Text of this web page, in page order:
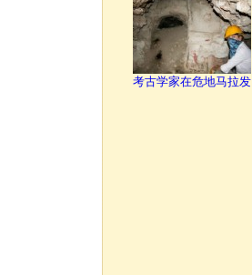
考古学家在危地马拉发